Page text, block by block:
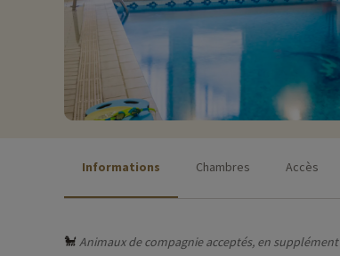
Informations Chambres Accès
🐩 Animaux de compagnie acceptés, en supplément